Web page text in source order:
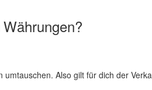
Also gilt für dich der